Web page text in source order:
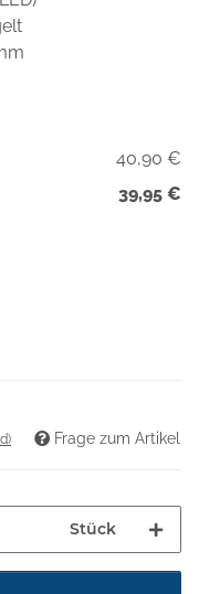
40,90 €
39,95 €
Frage zum Artikel
Stück